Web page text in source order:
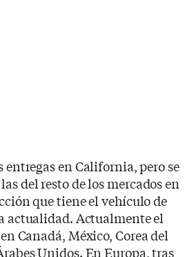
entregas en California, pero se
del resto de los mercados en
que tiene el vehículo de
actualidad. Actualmente el
Canadá, México, Corea del
Unidos. En Europa, tras